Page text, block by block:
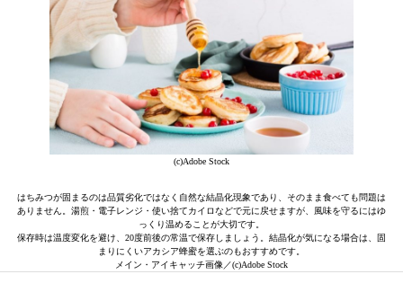
(c)Adobe Stock
はちみつが固まるのは品質劣化ではなく自然な結晶化現象であり、そのまま食べても問題は
ありません。湯煎・電子レンジ・使い捨てカイロなどで元に戻せますが、風味を守るにはゆ
っくり温めることが大切です。
保存時は温度変化を避け、20度前後の常温で保存しましょう。結晶化が気になる場合は、固
まりにくいアカシア蜂蜜を選ぶのもおすすめです。
メイン・アイキャッチ画像／(c)Adobe Stock